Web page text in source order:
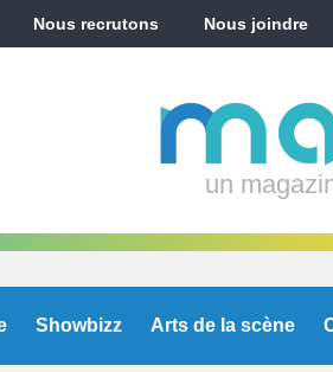
Nous recrutons Nous joindre
un
Showbizz Arts de la scène